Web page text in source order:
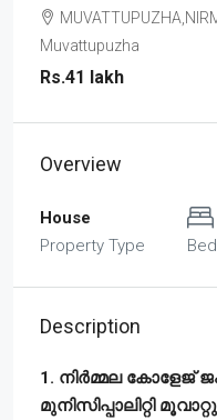
Muvattupuzha
Rs.41 lakh
Overview
House
Property Type
Description
1. നിർമ്മല കോളേജ്
മുനിസിപ്പാലിറ്റി